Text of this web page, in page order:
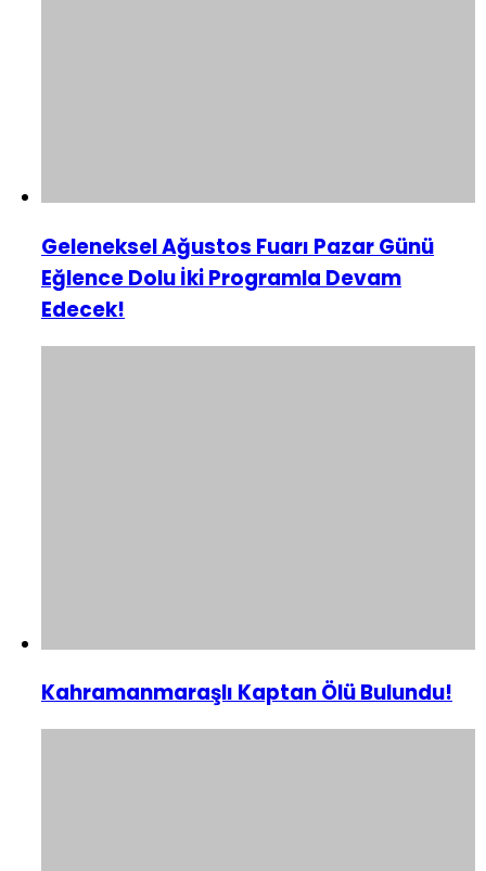
Geleneksel Ağustos Fuarı Pazar Günü
Eğlence Dolu İki Programla Devam
Edecek!
Kahramanmaraşlı Kaptan Ölü Bulundu!